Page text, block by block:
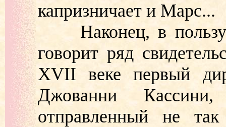
капризничает и Марс...
Наконец, в пользу
говорит ряд
XVII веке первый
Джованни
отправленный не